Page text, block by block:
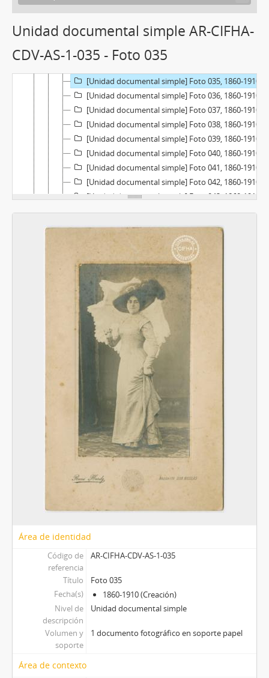
Unidad documental simple AR-CIFHA-
CDV-AS-1-035 - Foto 035
[Unidad documental simple] Foto 031, 1860-1910
[Unidad documental simple] Foto 032, 1860-1910
[Unidad documental simple] Foto 033, 1860-1910
[Unidad documental simple] Foto 035, 1860-1910
[Unidad documental simple] Foto 036, 1860-1910
[Unidad documental simple] Foto 037, 1860-1910
[Unidad documental simple] Foto 038, 1860-1910
[Unidad documental simple] Foto 039, 1860-1910
[Unidad documental simple] Foto 040, 1860-1910
[Unidad documental simple] Foto 041, 1860-1910
[Unidad documental simple] Foto 042, 1860-1910
[Unidad documental simple] Foto 043, 1860-1910
[Unidad documental simple] Foto 044, 1860-1910
[Unidad documental simple] Foto 045, 1860-1910
[Unidad documental simple] Foto 046, 1860-1910
[Unidad documental simple] Foto 047, 1860-1910
[Unidad documental simple] Foto 048, 1860-1910
[Unidad documental simple] Foto 049, 1860-1910
[Unidad documental simple] Foto 050, 1860-1910
[Unidad documental simple] Foto 051, 1860-1910
[Unidad documental simple] Foto 052, 1860-1910
[Unidad documental simple] Foto 053, 1860-1910
[Unidad documental simple] Foto 054, 1860-1910
[Unidad documental simple] Foto 055, 1860-1910
[Unidad documental simple] Foto 056, 1860-1910
[Unidad documental simple] Foto 057, 1860-1910
[Unidad documental simple] Foto 058, 1860-1910
[Unidad documental simple] Foto 059, 1860-1910
[Unidad documental simple] Foto 060, 1860-1910
[Unidad documental simple] Foto 061, 1860-1910
[Subserie] Subserie 2, 1860-1910
[Subserie] Subserie 3, 1860-1910
[Subserie] Subserie 4, 1860-1910
[Subserie] Subserie 5, 1860-1910
[Serie] Pangol, 1860-1910
Área de identidad
Código de
referencia
AR-CIFHA-CDV-AS-1-035
Título
Foto 035
Fecha(s)
1860-1910 (Creación)
Nivel de
descripción
Unidad documental simple
Volumen y
soporte
1 documento fotográfico en soporte papel
Área de contexto